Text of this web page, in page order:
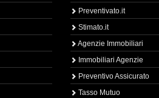
Preventivato.it
Stimato.it
Agenzie Immobiliari
Immobiliari Agenzie
Preventivo Assicurato
Tasso Mutuo